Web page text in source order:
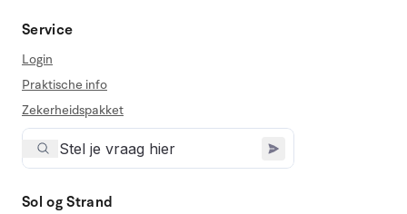
Service
Login
Praktische info
Zekerheidspakket
Sol og Strand